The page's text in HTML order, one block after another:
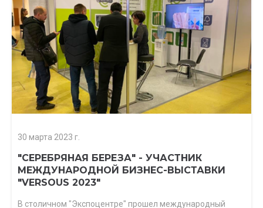
30 марта 2023 г.
"СЕРЕБРЯНАЯ БЕРЕЗА" - УЧАСТНИК
МЕЖДУНАРОДНОЙ БИЗНЕС-ВЫСТАВКИ
"VERSOUS 2023"
В столичном "Экспоцентре" прошел международный